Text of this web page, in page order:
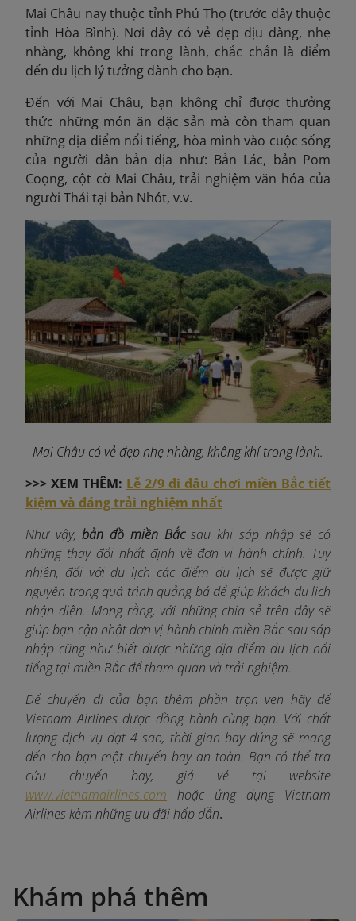
Mai Châu nay thuộc tỉnh Phú Thọ (trước đây thuộc
tỉnh Hòa Bình). Nơi đây có vẻ đẹp dịu dàng, nhẹ
nhàng, không khí trong lành, chắc chắn là điểm
đến du lịch lý tưởng dành cho bạn.
Đến với Mai Châu, bạn không chỉ được thưởng
thức những món ăn đặc sản mà còn tham quan
những địa điểm nổi tiếng, hòa mình vào cuộc sống
của người dân bản địa như: Bản Lác, bản Pom
Coọng, cột cờ Mai Châu, trải nghiệm văn hóa của
người Thái tại bản Nhót, v.v.
Mai Châu có vẻ đẹp nhẹ nhàng, không khí trong lành.
>>> XEM THÊM: Lễ 2/9 đi đâu chơi miền Bắc tiết
kiệm và đáng trải nghiệm nhất
Như vậy,bản đồ miền Bắcsau khi sáp nhập sẽ có
những thay đổi nhất định về đơn vị hành chính. Tuy
nhiên, đối với du lịch các điểm du lịch sẽ được giữ
nguyên trong quá trình quảng bá để giúp khách du lịch
nhận diện. Mong rằng, với những chia sẻ trên đây sẽ
giúp bạn cập nhật đơn vị hành chính miền Bắc sau sáp
nhập cũng như biết được những địa điểm du lịch nổi
tiếng tại miền Bắc để tham quan và trải nghiệm.
Để chuyến đi của bạn thêm phần trọn vẹn hãy để
Vietnam Airlines được đồng hành cùng bạn. Với chất
lượng dịch vụ đạt 4 sao, thời gian bay đúng sẽ mang
đến cho bạn một chuyến bay an toàn. Bạn có thể tra
cứu chuyến bay, giá vé tại website
www.vietnamairlines.com hoặc ứng dụng Vietnam
Airlines kèm những ưu đãi hấp dẫn.
Khám phá thêm